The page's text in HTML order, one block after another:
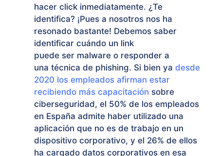
hacer click inmediatamente. ¿Te
identifica? ¡Pues a nosotros nos ha
resonado bastante! Debemos saber
identificar cuándo un link
puede ser malware o responder a
una técnica de phishing. Si bien ya desde
2020 los empleados afirman estar
recibiendo más capacitación sobre
ciberseguridad, el 50% de los empleados
en España admite haber utilizado una
aplicación que no es de trabajo en un
dispositivo corporativo, y el 26% de ellos
ha cargado datos corporativos en esa